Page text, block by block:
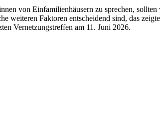
von Einfamilienhäusern zu sprechen, sollten
weiteren Faktoren entscheidend sind, das
Vernetzungstreffen am 11. Juni 2026.